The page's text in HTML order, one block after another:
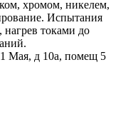
хромом, никелем,
Испытания
нагрев токами до
1 Мая, д 10а, помещ 5